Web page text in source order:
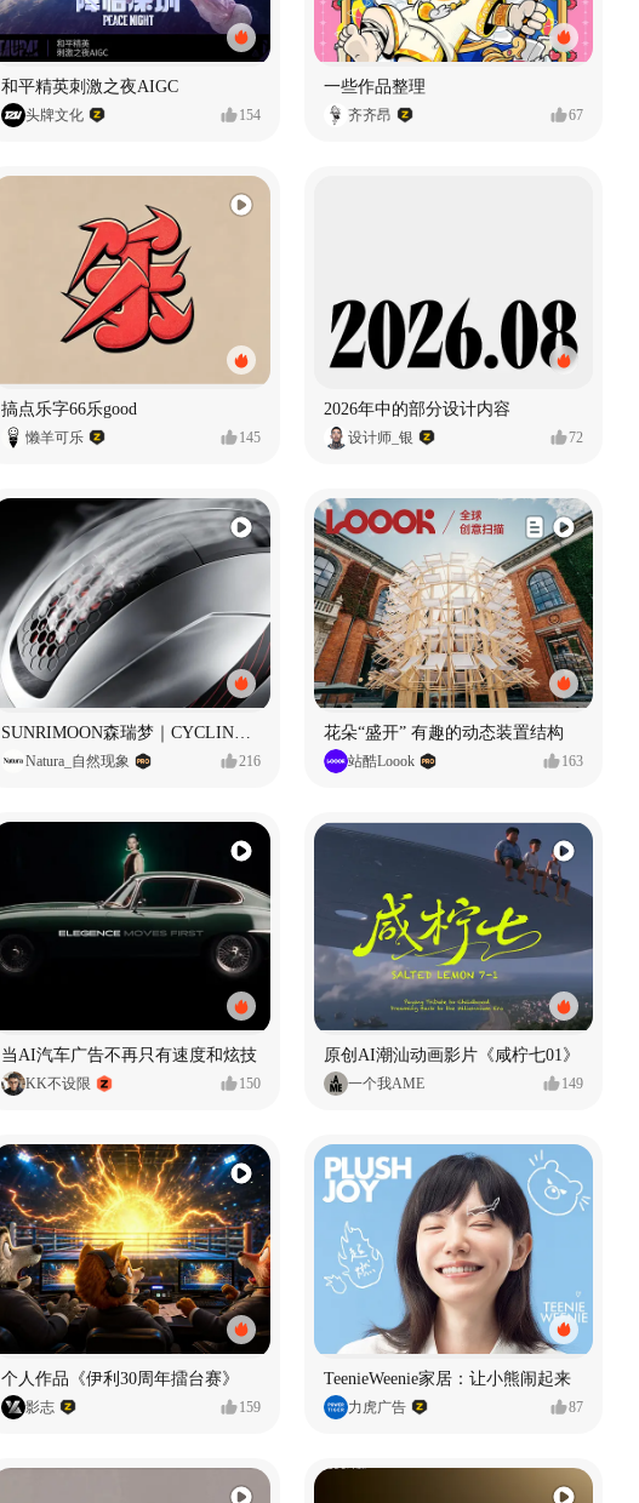
和平精英刺激之夜AIGC
头牌文化 154
一些作品整理
齐齐昂 67
搞点乐字66乐good
懒羊可乐 145
2026年中的部分设计内容
设计师_银 72
Natura_自然现象 216
花朵“盛开” 有趣的动态装置结构
站酷Loook 163
当AI汽车广告不再只有速度和炫技
KK不设限 150
原创AI潮汕动画影片《咸柠七01》
一个我AME 149
个人作品《伊利30周年擂台赛》
影志 159
TeenieWeenie家居：让小熊闹起来
力虎广告 87